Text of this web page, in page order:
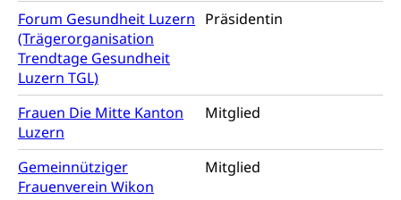
Forum Gesundheit Luzern
(Trägerorganisation
Trendtage Gesundheit
Luzern TGL)
Präsidentin
Frauen Die Mitte Kanton
Luzern
Mitglied
Gemeinnütziger
Frauenverein Wikon
Mitglied
Schweizer Armee
Erwerbsausfallentschädigung (WAS Luzern)
Katastrophenschutz, Katastrophenhilfe, Polizei,
Feuerwehr, Gesundheitswesen, technische Betriebe,
Alarmierung, Sirenentest
Kantonaler Führungsstab
Polizei
Ordnungskräfte, Sicherheit, öffentliche Ordnung
Polizei
Versorgung
Vorratshaltung, Vorrat